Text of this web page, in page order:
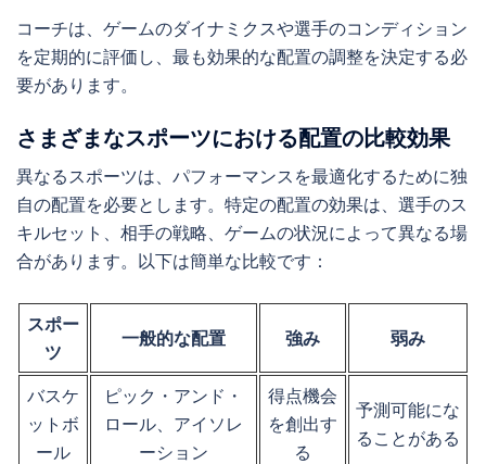
コーチは、ゲームのダイナミクスや選手のコンディション
を定期的に評価し、最も効果的な配置の調整を決定する必
要があります。
さまざまなスポーツにおける配置の比較効果
異なるスポーツは、パフォーマンスを最適化するために独
自の配置を必要とします。特定の配置の効果は、選手のス
キルセット、相手の戦略、ゲームの状況によって異なる場
合があります。以下は簡単な比較です：
スポー
ツ
一般的な配置 強み 弱み
バスケ
ットボ
ール
ピック・アンド・
ロール、アイソレ
ーション
得点機会
を創出す
る
予測可能にな
ることがある